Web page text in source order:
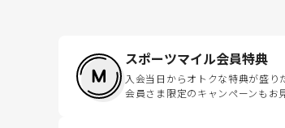
スポーツマイル会員特典
入会当日からオトクな特典が盛り
会員さま限定のキャンペーンもお